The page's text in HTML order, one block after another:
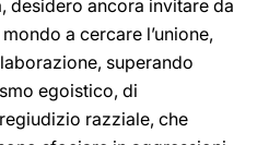
desidero ancora invitare da
a cercare l’unione,
superando
egoistico, di
razziale, che